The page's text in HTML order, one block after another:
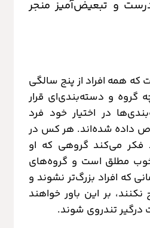
و تبعیض‌آمیز منجر
که همه افراد از پنج سالگی
گروه و دسته‌بندی‌ای قرار
در اختیار خود فرد
داده شده‌اند. هر کس در
می‌کند گروهی که او
مطلق است و گروه‌های
که افراد بزرگ‌تر نشوند و
نکنند، بر این باور خواهند
تندروی شوند.